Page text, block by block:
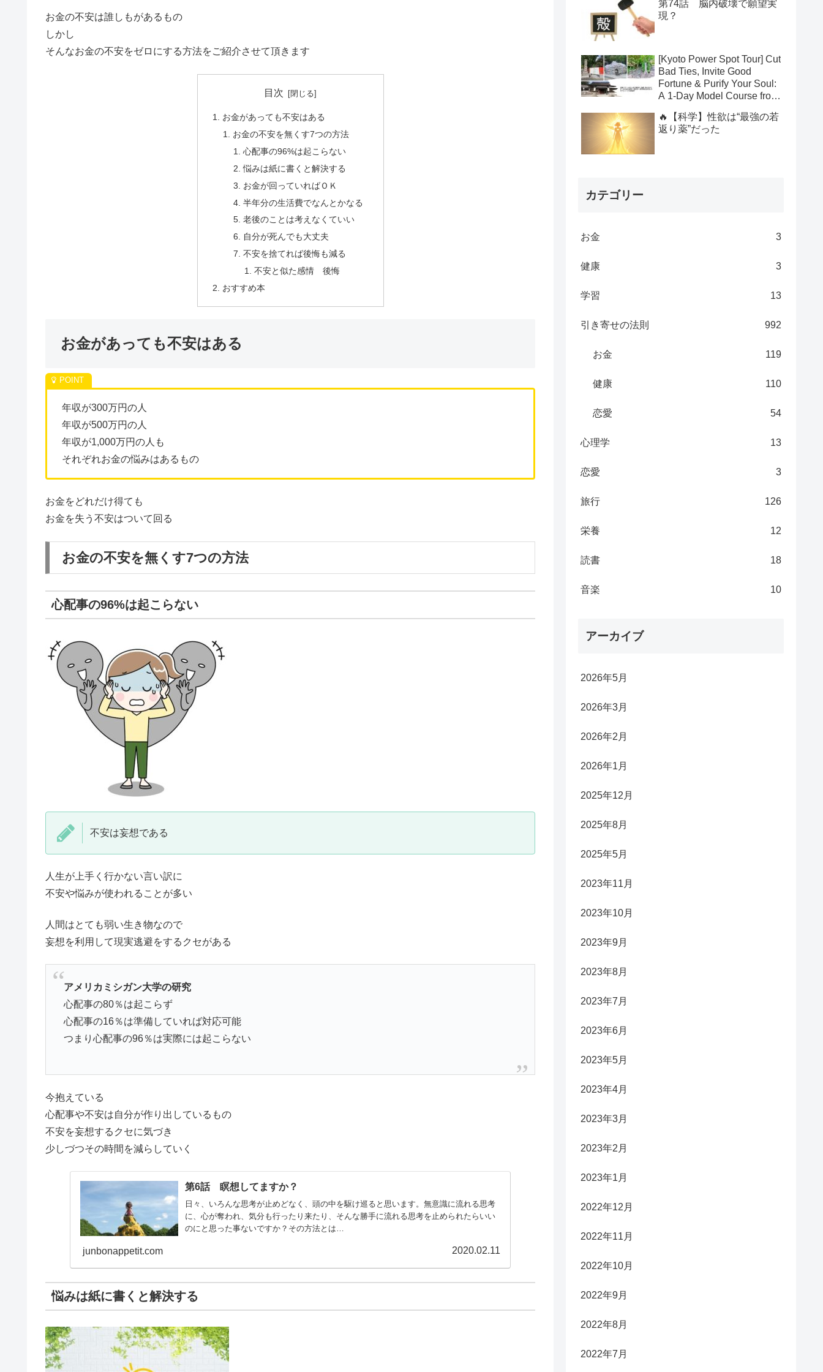
お金の不安は誰しもがあるもの
しかし
そんなお金の不安をゼロにする方法をご紹介させて頂きます
目次
お金があっても不安はある
お金の不安を無くす7つの方法
心配事の96%は起こらない
悩みは紙に書くと解決する
お金が回っていればＯＫ
半年分の生活費でなんとかなる
老後のことは考えなくていい
自分が死んでも大丈夫
不安を捨てれば後悔も減る
不安と似た感情 後悔
おすすめ本
お金があっても不安はある
年収が300万円の人
年収が500万円の人
年収が1,000万円の人も
それぞれお金の悩みはあるもの
お金をどれだけ得ても
お金を失う不安はついて回る
お金の不安を無くす7つの方法
心配事の96%は起こらない
不安は妄想である
人生が上手く行かない言い訳に
不安や悩みが使われることが多い
人間はとても弱い生き物なので
妄想を利用して現実逃避をするクセがある
アメリカミシガン大学の研究
心配事の80％は起こらず
心配事の16％は準備していれば対応可能
つまり心配事の96％は実際には起こらない
今抱えている
心配事や不安は自分が作り出しているもの
不安を妄想するクセに気づき
少しづつその時間を減らしていく
第6話 瞑想してますか？
日々、いろんな思考が止めどなく、頭の中を駆け巡ると思います。無意識に流れる思考
に、心が奪われ、気分も行ったり来たり、そんな勝手に流れる思考を止められたらいい
のにと思った事ないですか？その方法とは…
junbonappetit.com 2020.02.11
悩みは紙に書くと解決する
第74話 脳内破壊で願望実
現？
[Kyoto Power Spot Tour] Cut
Bad Ties, Invite Good
Fortune & Purify Your Soul:
A 1-Day Model Course from
Suzumushi-dera to Kamo
Shrines
🔥【科学】性欲は“最強の若
返り薬”だった
カテゴリー
お金 3
健康 3
学習 13
引き寄せの法則 992
お金 119
健康 110
恋愛 54
心理学 13
恋愛 3
旅行 126
栄養 12
読書 18
音楽 10
アーカイブ
2026年5月
2026年3月
2026年2月
2026年1月
2025年12月
2025年8月
2025年5月
2023年11月
2023年10月
2023年9月
2023年8月
2023年7月
2023年6月
2023年5月
2023年4月
2023年3月
2023年2月
2023年1月
2022年12月
2022年11月
2022年10月
2022年9月
2022年8月
2022年7月